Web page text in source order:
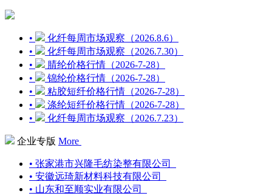
•
化纤每周市场观察（2026.8.6）
•
化纤每周市场观察（2026.7.30）
•
腈纶价格行情（2026-7-28）
•
锦纶价格行情（2026-7-28）
•
粘胶短纤价格行情（2026-7-28）
•
涤纶短纤价格行情（2026-7-28）
•
化纤每周市场观察（2026.7.23）
企业专版 More
• 张家港市兴隆毛纺染整有限公司
• 安徽远琦新材料科技有限公司
• 山东和至顺实业有限公司